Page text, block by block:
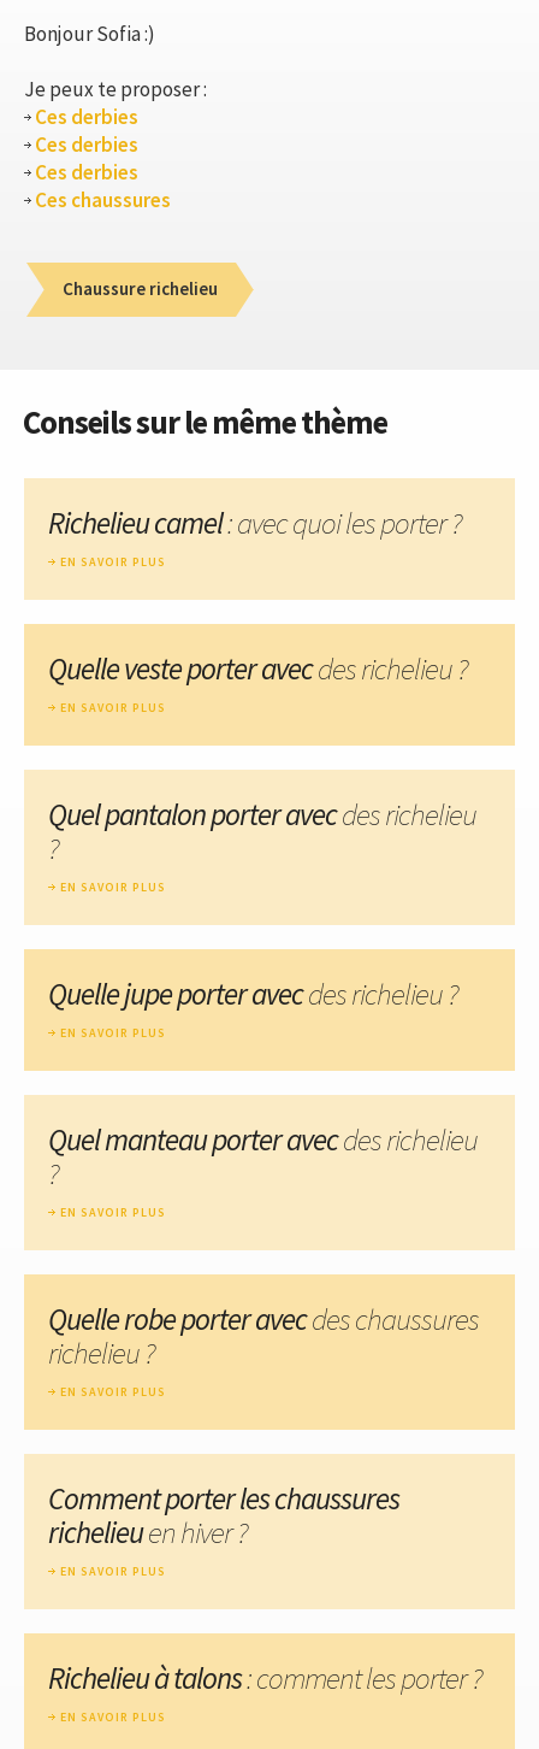
Bonjour Sofia :)
Je peux te proposer :
Ces derbies
Ces derbies
Ces derbies
Ces chaussures
Chaussure richelieu
Conseils sur le même thème
Richelieu camel: avec quoi les porter ?
EN SAVOIR PLUS
Quelle veste porter avecdes richelieu ?
EN SAVOIR PLUS
Quel pantalon porter avecdes richelieu
?
EN SAVOIR PLUS
Quelle jupe porter avecdes richelieu ?
EN SAVOIR PLUS
Quel manteau porter avecdes richelieu
?
EN SAVOIR PLUS
Quelle robe porter avecdes chaussures
richelieu ?
EN SAVOIR PLUS
Comment porter les chaussures
richelieuen hiver ?
EN SAVOIR PLUS
Richelieu à talons: comment les porter ?
EN SAVOIR PLUS